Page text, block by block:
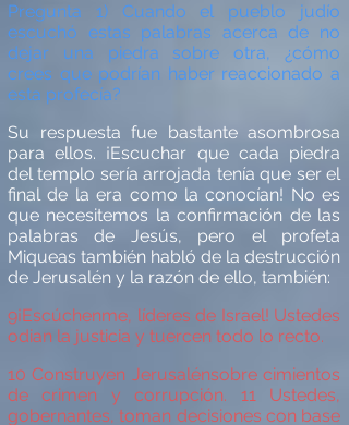
Pregunta 1) Cuando el pueblo judío
escuchó estas palabras acerca de no
dejar una piedra sobre otra, ¿cómo
crees que podrían haber reaccionado a
esta profecía?
Su respuesta fue bastante asombrosa
para ellos. ¡Escuchar que cada piedra
del templo sería arrojada tenía que ser el
final de la era como la conocían! No es
que necesitemos la confirmación de las
palabras de Jesús, pero el profeta
Miqueas también habló de la destrucción
de Jerusalén y la razón de ello, también:
9¡Escúchenme, líderes de Israel! Ustedes
odian la justicia y tuercen todo lo recto.
10Construyen Jerusalénsobre cimientos
de crimen y corrupción. 11 Ustedes,
gobernantes, toman decisiones con base